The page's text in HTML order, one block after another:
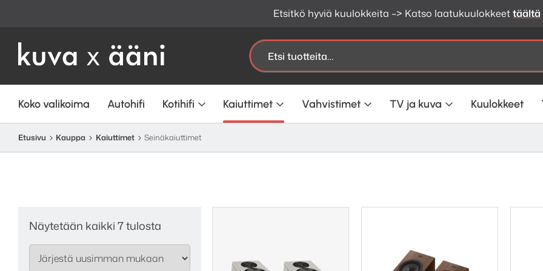
Etsitkö hyviä kuulokkeita –> Katso laatukuulokkeettäältä
Etsi:
Koko valikoima Autohifi Kotihifi Kaiuttimet Vahvistimet TV ja kuva Kuulokkeet
Etusivu Kauppa Kaiuttimet Seinäkaiuttimet
Näytetään kaikki 7 tulosta
by
latest